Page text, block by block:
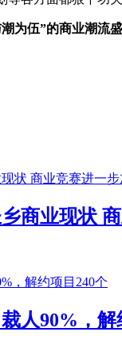
伍”的商业潮流盛
商业现状
人90%，解